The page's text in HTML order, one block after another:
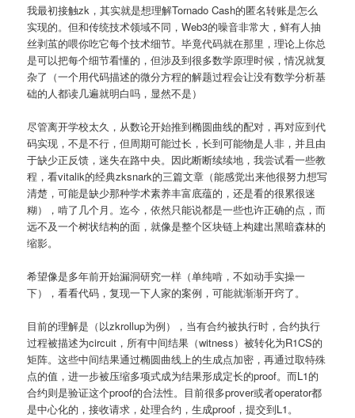
我最初接触zk，其实就是想理解Tornado Cash的匿名转账是怎么
实现的。但和传统技术领域不同，Web3的噪音非常大，鲜有人抽
丝剥茧的喂你吃它每个技术细节。毕竟代码就在那里，理论上你总
是可以把每个细节看懂的，但涉及到很多数学原理时候，情况就复
杂了（一个用代码描述的微分方程的解题过程会让没有数学分析基
础的人都读几遍就明白吗，显然不是）
尽管离开学校太久，从数论开始推到椭圆曲线的配对，再对应到代
码实现，不是不行，但周期可能过长，长到可能物是人非，并且由
于缺少正反馈，迷失在路中央。因此断断续续地，我尝试看一些教
程，看vitalik的经典zksnark的三篇文章（能感觉出来他很努力想写
清楚，可能是缺少那种学术素养丰富底蕴的，还是看的很累很迷
糊），啃了几个月。迄今，依然只能说都是一些也许正确的点，而
远不及一个树状结构的面，就像是整个区块链上构建出黑暗森林的
缩影。
希望像是多年前开始漏洞研究一样（单纯啃，不如动手实操一
下），看看代码，复现一下人家的案例，可能就渐渐开窍了。
目前的理解是（以zkrollup为例），当有合约被执行时，合约执行
过程被描述为circuit，所有中间结果（witness）被转化为R1CS的
矩阵。这些中间结果通过椭圆曲线上的生成点加密，再通过取特殊
点的值，进一步被压缩多项式成为结果形成定长的proof。而L1的
合约则是验证这个proof的合法性。目前很多prover或者operator都
是中心化的，接收请求，处理合约，生成proof，提交到L1。